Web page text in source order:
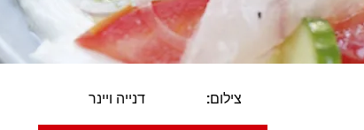
דנייה ויינר צילום: